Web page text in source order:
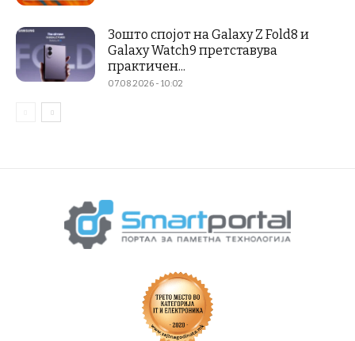
Зошто спојот на Galaxy Z Fold8 и
Galaxy Watch9 претставува
практичен...
07.08.2026 - 10:02